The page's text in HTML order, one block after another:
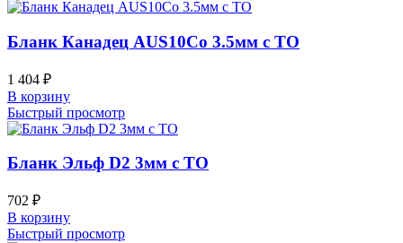
Бланк Канадец AUS10Co 3.5мм с ТО
1 404 ₽
В корзину
Быстрый просмотр
Бланк Эльф D2 3мм с ТО
702 ₽
В корзину
Быстрый просмотр